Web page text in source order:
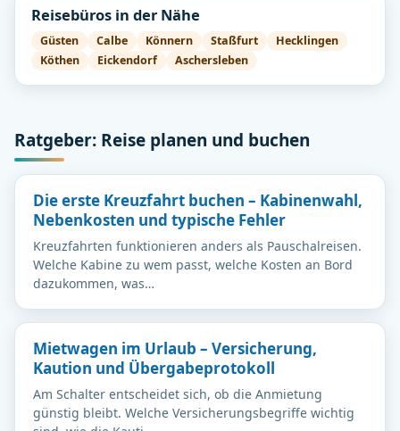
Reisebüros in der Nähe
Güsten Calbe Könnern Staßfurt
Hecklingen
Köthen
Eickendorf Aschersleben
Ratgeber: Reise planen und buchen
Die erste Kreuzfahrt buchen – Kabinenwahl,
Nebenkosten und typische Fehler
Kreuzfahrten funktionieren anders als Pauschalreisen.
Welche Kabine zu wem passt, welche Kosten an Bord
dazukommen, was…
Mietwagen im Urlaub – Versicherung,
Kaution und Übergabeprotokoll
Am Schalter entscheidet sich, ob die Anmietung
günstig bleibt. Welche Versicherungsbegriffe wichtig